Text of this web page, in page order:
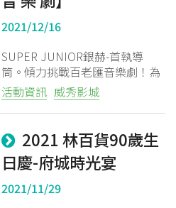
2021/12/16
SUPER JUNIOR銀赫-首執導
筒。傾力挑戰百老匯音樂劇！為
享譽國際的知名作品《ALTAR
BOYZ》擔綱導演一職！銀赫表
示一直以來均以演唱會為主要演
出形式，此次因執導而能與K-
POP藝人們組成超豪華卡司，一
同展現《ALTAR BOYZ》的甜美音
樂與爆發性的演出感到相當興
奮！
活動資訊 威秀影城
2021 林百貨90歲生
日慶-府城時光宴
2021/11/29